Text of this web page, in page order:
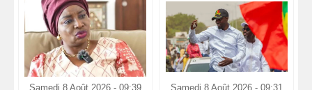
Samedi 8 Août 2026 - 09:39 Samedi 8 Août 2026 - 09:31